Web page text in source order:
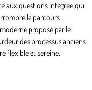
aux questions intégrée qui
le parcours
proposé par le
des processus anciens
flexible et sereine.